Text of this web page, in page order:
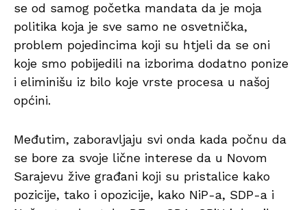
se od samog početka mandata da je moja
politika koja je sve samo ne osvetnička,
problem pojedincima koji su htjeli da se oni
koje smo pobijedili na izborima dodatno ponize
i eliminišu iz bilo koje vrste procesa u našoj
općini.
Međutim, zaboravljaju svi onda kada počnu da
se bore za svoje lične interese da u Novom
Sarajevu žive građani koji su pristalice kako
pozicije, tako i opozicije, kako NiP-a, SDP-a i